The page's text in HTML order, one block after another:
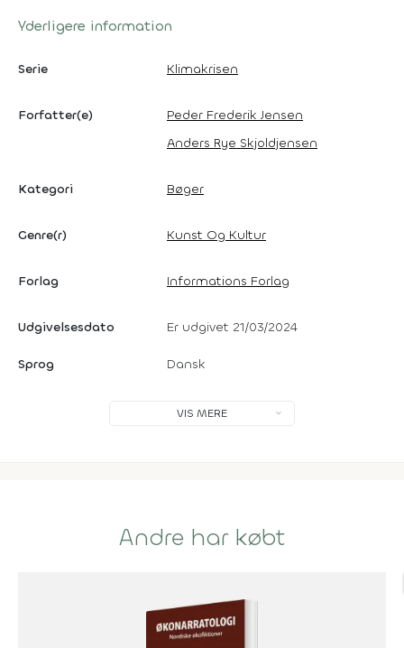
Yderligere information
Serie Klimakrisen
Forfatter(e)
Peder Frederik Jensen
Anders Rye Skjoldjensen
Kategori Bøger
Genre(r) Kunst Og Kultur
Forlag Informations Forlag
Udgivelsesdato Er udgivet 21/03/2024
Sprog Dansk
VIS MERE
Andre har købt